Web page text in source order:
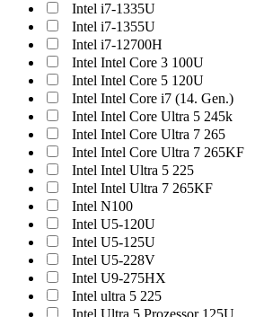
Intel i7-1335U
Intel i7-1355U
Intel i7-12700H
Intel Intel Core 3 100U
Intel Intel Core 5 120U
Intel Intel Core i7 (14. Gen.)
Intel Intel Core Ultra 5 245k
Intel Intel Core Ultra 7 265
Intel Intel Core Ultra 7 265KF
Intel Intel Ultra 5 225
Intel Intel Ultra 7 265KF
Intel N100
Intel U5-120U
Intel U5-125U
Intel U5-228V
Intel U9-275HX
Intel ultra 5 225
Intel Ultra 5 Prozessor 125U